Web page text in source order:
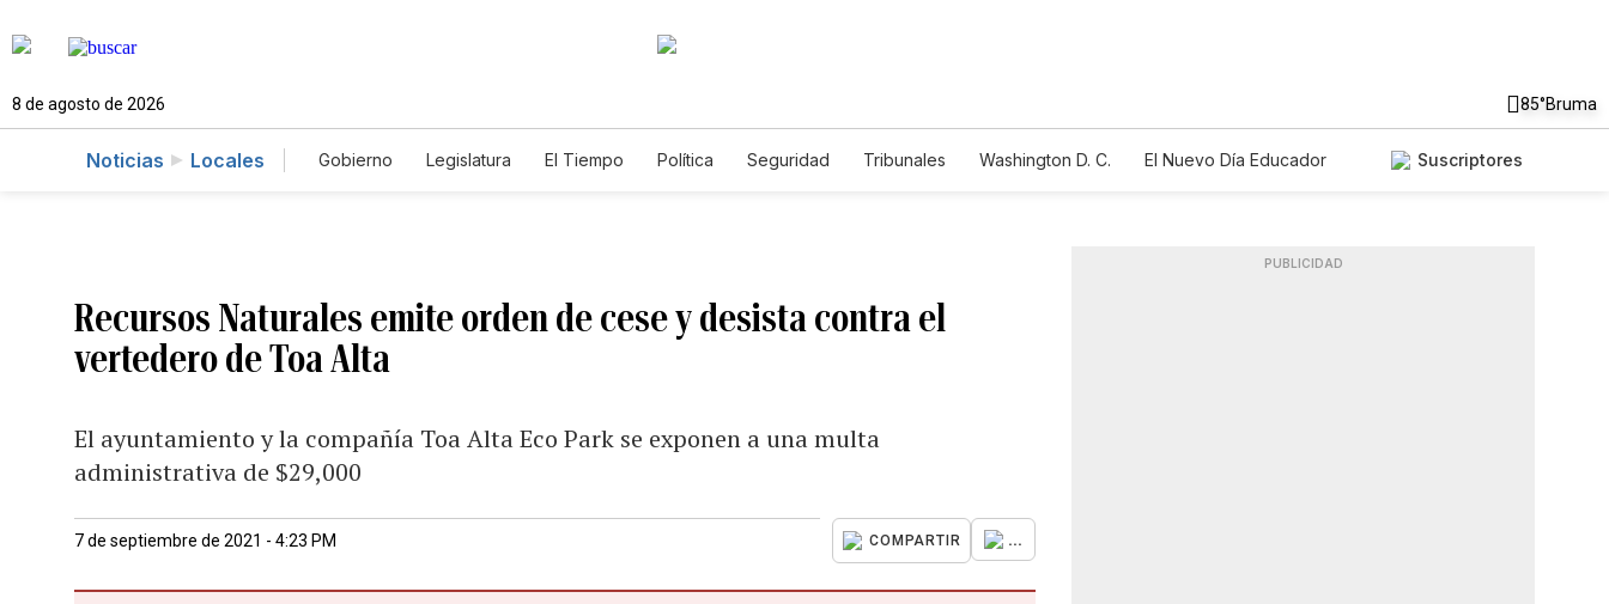
8 de agosto de 2026 85°Bruma
Noticias Locales Gobierno Legislatura El Tiempo Política Seguridad Tribunales Washington D. C.
El Nuevo Día Educador
Suscriptores
Recursos Naturales emite orden de cese y desista contra el
vertedero de Toa Alta
El ayuntamiento y la compañía Toa Alta Eco Park se exponen a una multa
administrativa de $29,000
7 de septiembre de 2021 - 4:23 PM COMPARTIR ...
PUBLICIDAD